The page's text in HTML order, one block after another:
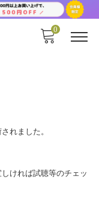
0
れました。
ければ試聴等のチェッ